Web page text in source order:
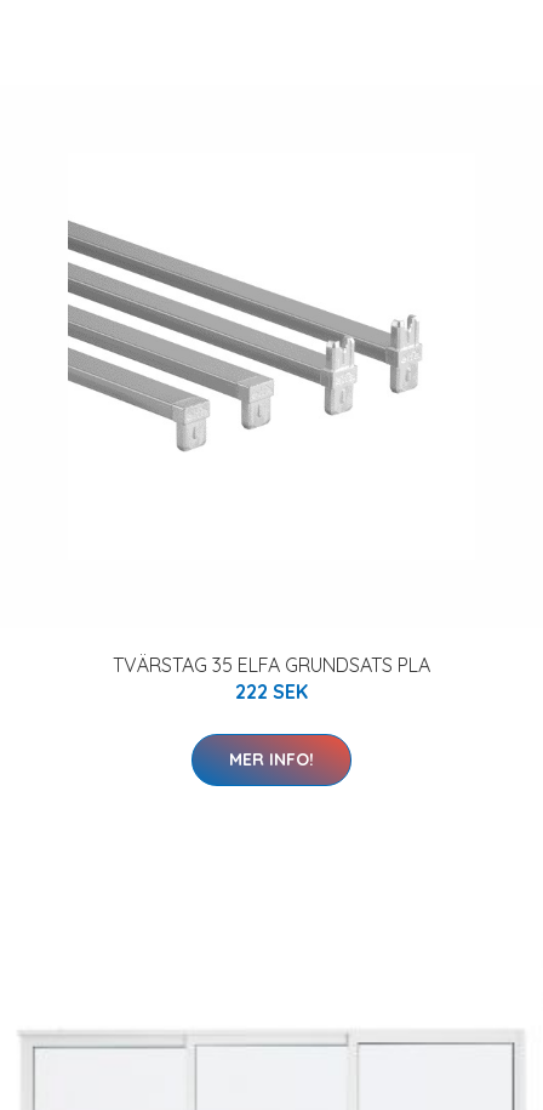
TVÄRSTAG 35 ELFA GRUNDSATS PLA
222 SEK
MER INFO!